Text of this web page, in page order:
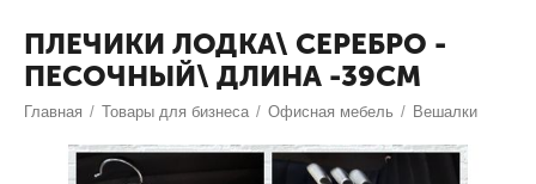
ПЛЕЧИКИ ЛОДКА\ СЕРЕБРО -
ПЕСОЧНЫЙ\ ДЛИНА -39СМ
Главная / Товары для бизнеса / Офисная мебель / Вешалки